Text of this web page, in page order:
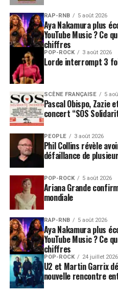
RAP-RNB 5 août 2026
Aya Nakamura plus
YouTube Music ? Ce
chiffres
POP-ROCK 3 août 2026
Lorde interrompt 3
SCÈNE FRANÇAISE 5
Pascal Obispo, Zazie
concert “SOS
PEOPLE 3 août 2026
Phil Collins révèle
défaillance de
POP-ROCK 5 août 2026
Ariana Grande
mondiale
RAP-RNB 5 août 2026
Aya Nakamura plus
YouTube Music ? Ce
chiffres
POP-ROCK 24 juillet 2026
U2 et Martin Garrix
nouvelle rencontre